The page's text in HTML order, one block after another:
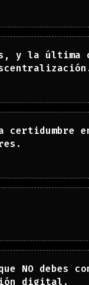
y la última
certidumbre
NO debes
digital.